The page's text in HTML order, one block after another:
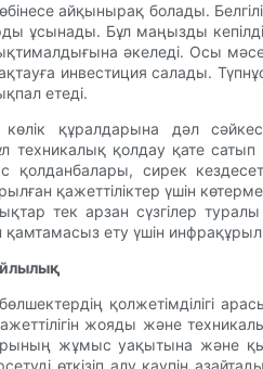
айқынырақ болады.
ұсынады. Бұл маңызды
әкеледі. Осы
инвестиция салады.
етеді.
құралдарына дәл
қолдау қате
сирек
қажеттіліктер үшін
тек арзан сүзгілер
қамтамасыз ету үшін
қолжетімділігі
жояды және
жұмыс уақытына және
өткізіп алу қаупін